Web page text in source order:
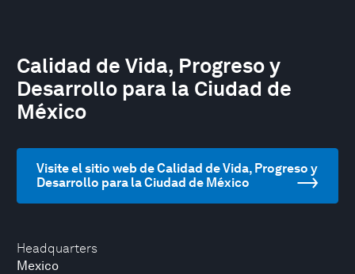
Headquarters
Mexico
Calidad de Vida, Progreso y
Desarrollo para la Ciudad de
México
Visite el sitio web de Calidad de Vida, Progreso y
Desarrollo para la Ciudad de México